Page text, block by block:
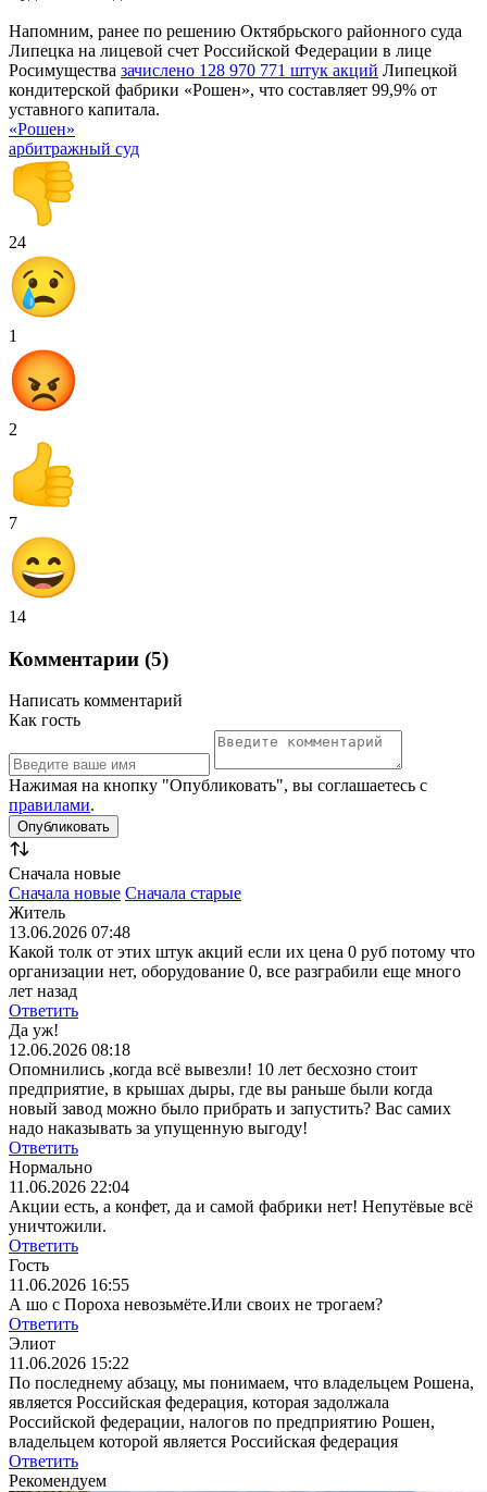
Напомним, ранее по решению Октябрьского районного суда
Липецка на лицевой счет Российской Федерации в лице
Росимущества зачислено 128 970 771 штук акций Липецкой
кондитерской фабрики «Рошен», что составляет 99,9% от
уставного капитала.
«Рошен»
арбитражный суд
24
1
2
7
14
Комментарии (5)
Написать комментарий
Как гость
Нажимая на кнопку "Опубликовать", вы соглашаетесь с
правилами.
Сначала новые
Сначала новые Сначала старые
Житель
13.06.2026 07:48
Какой толк от этих штук акций если их цена 0 руб потому что
организации нет, оборудование 0, все разграбили еще много
лет назад
Ответить
Да уж!
12.06.2026 08:18
Опомнились ,когда всё вывезли! 10 лет бесхозно стоит
предприятие, в крышах дыры, где вы раньше были когда
новый завод можно было прибрать и запустить? Вас самих
надо наказывать за упущенную выгоду!
Ответить
Нормально
11.06.2026 22:04
Акции есть, а конфет, да и самой фабрики нет! Непутёвые всё
уничтожили.
Ответить
Гость
11.06.2026 16:55
А шо с Пороха невозьмёте.Или своих не трогаем?
Ответить
Элиот
11.06.2026 15:22
По последнему абзацу, мы понимаем, что владельцем Рошена,
является Российская федерация, которая задолжала
Российской федерации, налогов по предприятию Рошен,
владельцем которой является Российская федерация
Ответить
Рекомендуем